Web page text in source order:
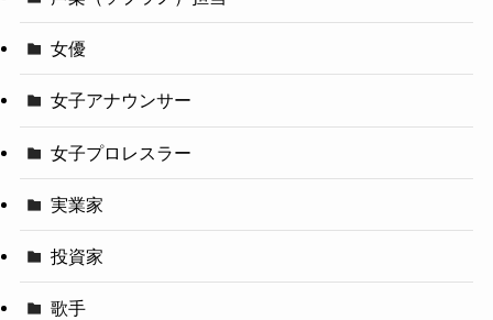
女優
女子アナウンサー
女子プロレスラー
実業家
投資家
歌手